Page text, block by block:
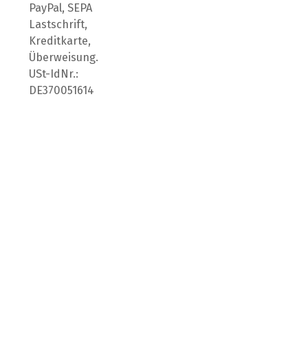
PayPal, SEPA
Lastschrift,
Kreditkarte,
Überweisung.
USt-IdNr.:
DE370051614